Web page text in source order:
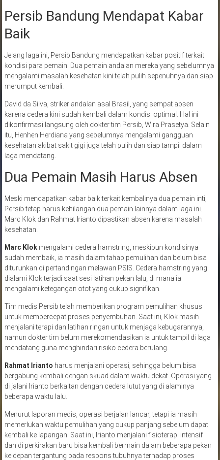
Persib Bandung Mendapat Kabar
Baik
Jelang laga ini, Persib Bandung mendapatkan kabar positif terkait
kondisi para pemain. Dua pemain andalan mereka yang sebelumnya
mengalami masalah kesehatan kini telah pulih sepenuhnya dan siap
merumput kembali.
David da Silva, striker andalan asal Brasil, yang sempat absen
karena cedera kini sudah kembali dalam kondisi optimal. Hal ini
dikonfirmasi langsung oleh dokter tim Persib, Wira Prasetya. Selain
itu, Henhen Herdiana yang sebelumnya mengalami gangguan
kesehatan akibat sakit gigi juga telah pulih dan siap tampil dalam
laga mendatang.
Dua Pemain Masih Harus Absen
Meski mendapatkan kabar baik terkait kembalinya dua pemain inti,
Persib tetap harus kehilangan dua pemain lainnya dalam laga ini.
Marc Klok dan Rahmat Irianto dipastikan absen karena masalah
kesehatan.
Marc Klokmengalami cedera hamstring, meskipun kondisinya
sudah membaik, ia masih dalam tahap pemulihan dan belum bisa
diturunkan di pertandingan melawan PSIS. Cedera hamstring yang
dialami Klok terjadi saat sesi latihan pekan lalu, di mana ia
mengalami ketegangan otot yang cukup signifikan.
Tim medis Persib telah memberikan program pemulihan khusus
untuk mempercepat proses penyembuhan. Saat ini, Klok masih
menjalani terapi dan latihan ringan untuk menjaga kebugarannya,
namun dokter tim belum merekomendasikan ia untuk tampil di laga
mendatang guna menghindari risiko cedera berulang.
Rahmat Irianto harus menjalani operasi, sehingga belum bisa
bergabung kembali dengan skuad dalam waktu dekat. Operasi yang
di jalani Irianto berkaitan dengan cedera lutut yang di alaminya
beberapa waktu lalu.
Menurut laporan medis, operasi berjalan lancar, tetapi ia masih
memerlukan waktu pemulihan yang cukup panjang sebelum dapat
kembali ke lapangan. Saat ini, Irianto menjalani fisioterapi intensif
dan di perkirakan baru bisa kembali bermain dalam beberapa pekan
ke depan tergantung pada respons tubuhnya terhadap proses